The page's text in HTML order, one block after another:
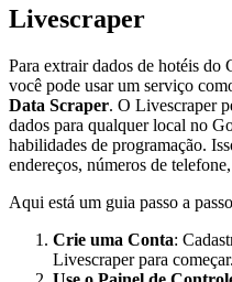
Livescraper
Para extrair dados de hotéis do
você pode usar um serviço
Data Scraper. O Livescraper
dados para qualquer local no
habilidades de programação.
endereços, números de
Aqui está um guia passo a
Crie uma Conta:
Livescraper para começar.